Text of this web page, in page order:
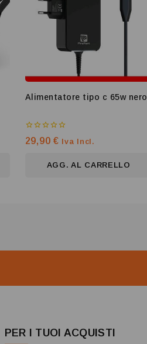
Alimentatore tipo c 65w nero
0
su
29,90 € Iva Incl.
AGG. AL CARRELLO
PER I TUOI ACQUISTI